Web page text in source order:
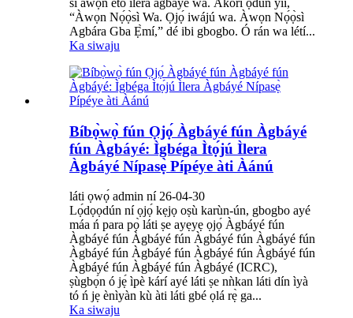
“Àwọn Nọ́ọ̀sì Wa. Ọjọ́ iwájú wa. Àwọn Nọ́ọ̀sì
Agbára Gba Ẹ̀mí,” dé ibi gbogbo. Ó rán wa létí...
Ka siwaju
Bíbọ̀wọ̀ fún Ọjọ́ Àgbáyé fún Àgbáyé
fún Àgbáyé: Ìgbéga Ìtọ́jú Ìlera
Àgbáyé Nípasẹ̀ Pípéye àti Àánú
láti ọwọ́ admin ní 26-04-30
Lọ́dọọdún ní ọjọ́ kẹjọ oṣù karùn-ún, gbogbo ayé
máa ń para pọ̀ láti ṣe ayẹyẹ ọjọ́ Àgbáyé fún
Àgbáyé fún Àgbáyé fún Àgbáyé fún Àgbáyé fún
Àgbáyé fún Àgbáyé fún Àgbáyé fún Àgbáyé fún
Àgbáyé fún Àgbáyé fún Àgbáyé (ICRC),
ṣùgbọ́n ó jẹ́ ìpè kárí ayé láti ṣe nǹkan láti dín ìyà
tó ń jẹ ènìyàn kù àti láti gbé ọlá rẹ̀ ga...
Ka siwaju